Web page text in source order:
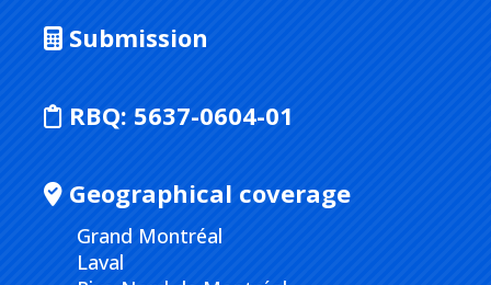
Submission
RBQ: 5637-0604-01
Geographical coverage
Grand Montréal
Laval